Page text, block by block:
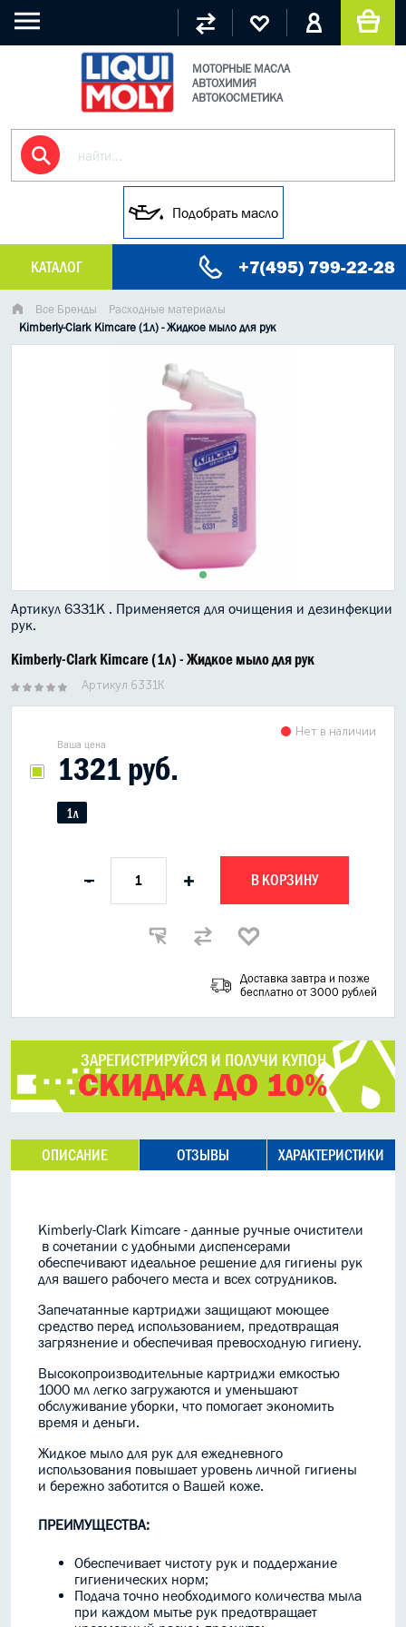
МОТОРНЫЕ МАСЛА
АВТОХИМИЯ
АВТОКОСМЕТИКА
Подобрать масло
КАТАЛОГ +7(495) 799-22-28
МАСЛО МОТОРНОЕ
ГРУЗОВЫЕ МАСЛА
ИНДУСТРИАЛЬНЫЕ МАСЛА
АНТИФРИЗЫ СПЕЦЖИДКОСТИ
ПРИСАДКИ АВТОХИМИЯ
АВТО КОСМЕТИКА
МОТО МАСЛА
ВСЕ БРЕНДЫ
Все Бренды
Расходные материалы
Kimberly-Clark Kimcare (1л) - Жидкое мыло для рук
Артикул 6331К . Применяется для очищения и дезинфекции
рук.
Kimberly-Clark Kimcare (1л) - Жидкое мыло для рук
Артикул 6331К
Ваша цена
1321 руб.
Нет в наличии
1л
- + В КОРЗИНУ
Доставка завтра и позже
бесплатно от 3000 рублей
ЗАРЕГИСТРИРУЙСЯ И ПОЛУЧИ КУПОН
СКИДКА ДО 10%
ОПИСАНИЕ ОТЗЫВЫ ХАРАКТЕРИСТИКИ
Kimberly-Clark Kimcare - данные ручные очистители
в сочетании с удобными диспенсерами
обеспечивают идеальное решение для гигиены рук
для вашего рабочего места и всех сотрудников.
Запечатанные картриджи защищают моющее
средство перед использованием, предотвращая
загрязнение и обеспечивая превосходную гигиену.
Высокопроизводительные картриджи емкостью
1000 мл легко загружаются и уменьшают
обслуживание уборки, что помогает экономить
время и деньги.
Жидкое мыло для рук для ежедневного
использования повышает уровень личной гигиены
и бережно заботится о Вашей коже.
ПРЕИМУЩЕСТВА:
Обеспечивает чистоту рук и поддержание
гигиенических норм;
Подача точно необходимого количества мыла
при каждом мытье рук предотвращает